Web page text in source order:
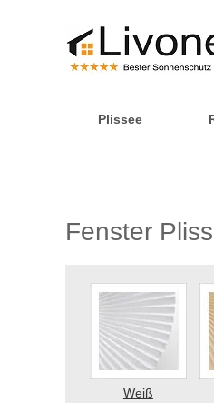
Plissee
Fenster
Weiß